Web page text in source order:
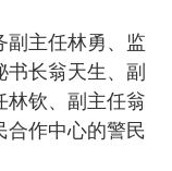
副主任林勇、监
长翁天生、副
林钦、副主任翁
合作中心的警民